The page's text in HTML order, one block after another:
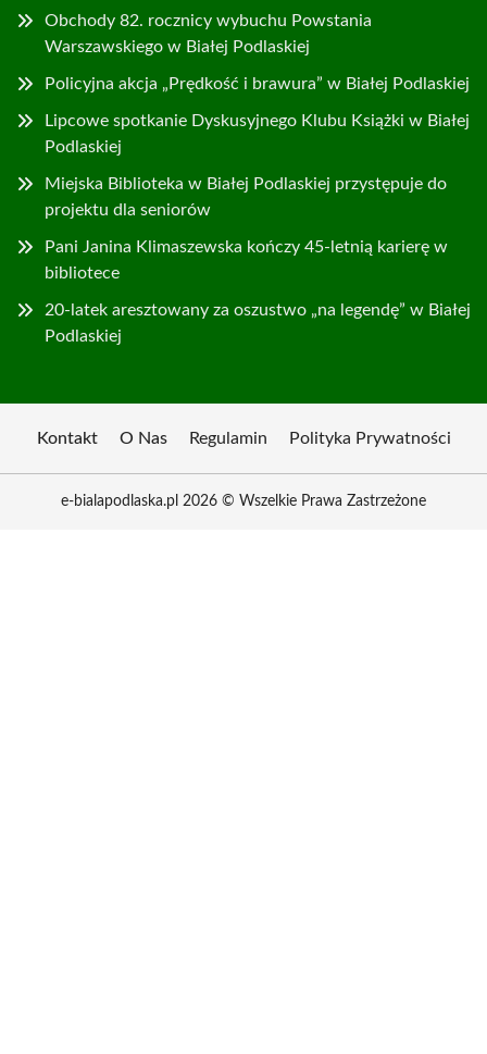
Obchody 82. rocznicy wybuchu Powstania
Warszawskiego w Białej Podlaskiej
Policyjna akcja „Prędkość i brawura” w Białej Podlaskiej
Lipcowe spotkanie Dyskusyjnego Klubu Książki w Białej
Podlaskiej
Miejska Biblioteka w Białej Podlaskiej przystępuje do
projektu dla seniorów
Pani Janina Klimaszewska kończy 45-letnią karierę w
bibliotece
20-latek aresztowany za oszustwo „na legendę” w Białej
Podlaskiej
Kontakt O Nas Regulamin Polityka Prywatności
e-bialapodlaska.pl 2026 © Wszelkie Prawa Zastrzeżone